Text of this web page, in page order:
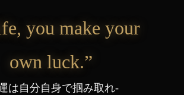
you make your
own luck.”
は自分自身で掴み取れ-